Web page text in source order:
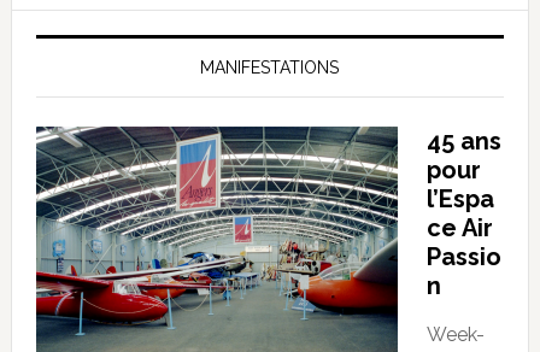
MANIFESTATIONS
45 ans
pour
l’Espa
ce Air
Passio
n
Week-